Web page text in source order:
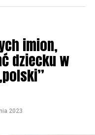
imion,
dziecku w
2023